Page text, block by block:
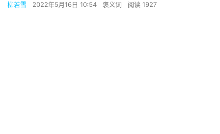
柳若雪 2022年5月16日 10:54 褒义词 阅读 1927